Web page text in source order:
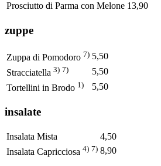
Prosciutto di Parma con Melone 13,90
zuppe
Zuppa di Pomodoro 7) 5,50
Stracciatella 3) 7)
5,50
Tortellini in Brodo 1) 5,50
insalate
Insalata Mista
4,50
Insalata Capricciosa 4) 7) 8,90